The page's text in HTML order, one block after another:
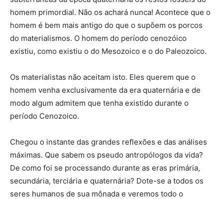
homem primordial. Não os achará nunca! Acontece que o
homem é bem mais antigo do que o supõem os porcos
do materialismos. O homem do período cenozóico
existiu, como existiu o do Mesozoico e o do Paleozoico.
Os materialistas não aceitam isto. Eles querem que o
homem venha exclusivamente da era quaternária e de
modo algum admitem que tenha existido durante o
período Cenozoico.
Chegou o instante das grandes reflexões e das análises
máximas. Que sabem os pseudo antropólogos da vida?
De como foi se processando durante as eras primária,
secundária, terciária e quaternária? Dote-se a todos os
seres humanos de sua mônada e veremos todo o